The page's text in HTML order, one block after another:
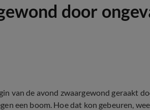
door
van de avond zwaargewond geraakt
een boom. Hoe dat kon gebeuren,